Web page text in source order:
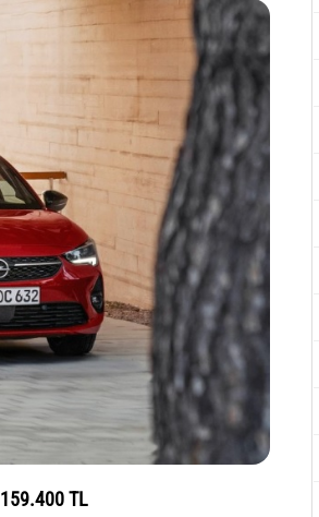
159.400 TL